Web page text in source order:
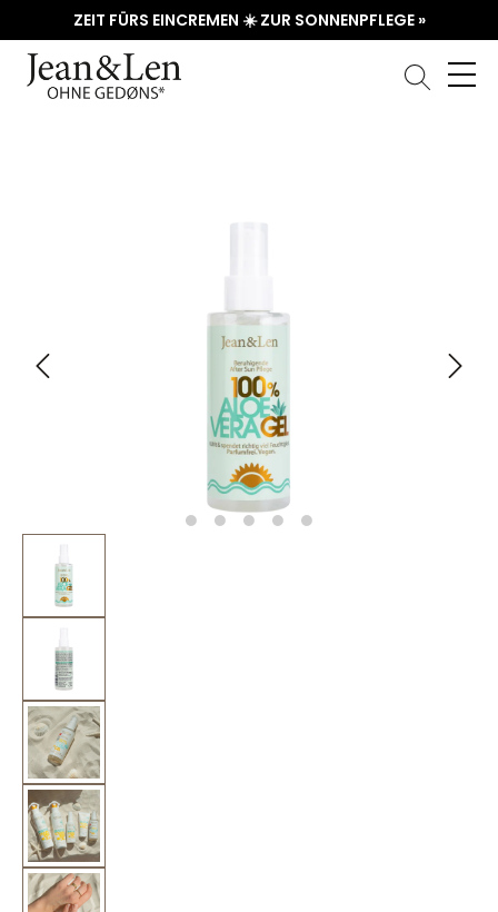
ZEIT FÜRS EINCREMEN ☀️ ZUR SONNENPFLEGE »